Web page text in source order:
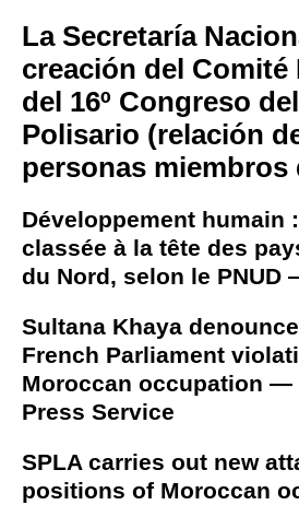
La Secretaría
creación del Comité
del 16º Congreso
Polisario (relación
personas miembros
Développement humain
classée à la tête des
du Nord, selon le PNUD
Sultana Khaya
French Parliament
Moroccan occupation —
Press Service
SPLA carries out new
positions of Moroccan